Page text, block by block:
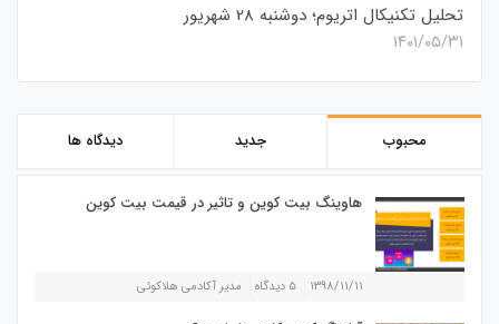
تحلیل تکنیکال اتریوم؛ دوشنبه 28 شهریور
۱۴۰۱/۰۵/۳۱
محبوب جدید دیدگاه ها
هاوینگ بیت کوین و تاثیر در قیمت بیت کوین
۱۳۹۸/۱۱/۱۱ ۵ دیدگاه مدیر آکادمی هلاکوئی